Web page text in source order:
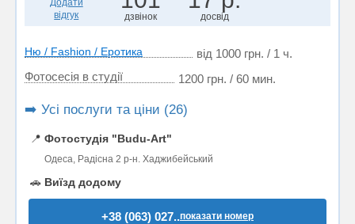
Додати
відгук
дзвінок досвід
Ню / Fashion / Еротика
від 1000 грн. / 1 ч.
Фотосесія в студії
1200 грн. / 60 мин.
➡️ Усі послуги та ціни (26)
📍 Фотостудiя "Budu-Art"
Одеса, Радісна 2 р-н. Хаджибейський
🚗 Виїзд додому
+38 (063) 027..показати номер